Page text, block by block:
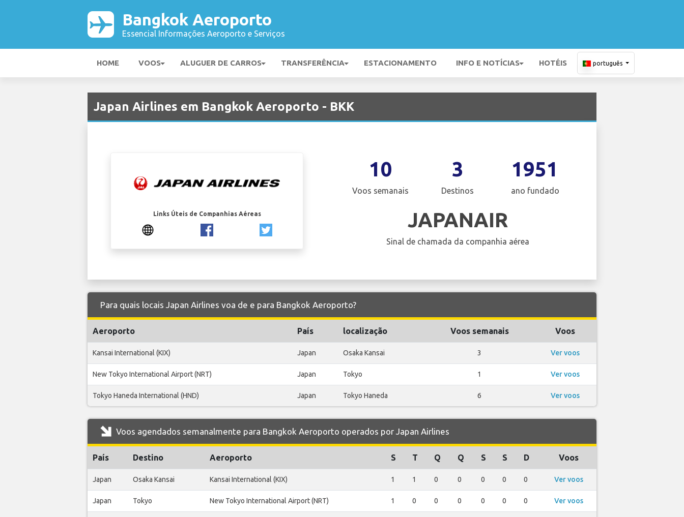
Bangkok Aeroporto
Essencial Informações Aeroporto e Serviços
HOME VOOS ALUGUER DE CARROS TRANSFERÊNCIA ESTACIONAMENTO INFO E NOTÍCIAS HOTÉIS português
Japan Airlines em Bangkok Aeroporto - BKK
Links Úteis de Companhias Aéreas
10
Voos semanais
3
Destinos
1951
ano fundado
JAPANAIR
Sinal de chamada da companhia aérea
Para quais locais Japan Airlines voa de e para Bangkok Aeroporto?
Aeroporto País localização Voos semanais Voos
Kansai International (KIX) Japan Osaka Kansai 3 Ver voos
New Tokyo International Airport (NRT) Japan Tokyo 1 Ver voos
Tokyo Haneda International (HND) Japan Tokyo Haneda 6 Ver voos
Voos agendados semanalmente para Bangkok Aeroporto operados por Japan Airlines
País Destino Aeroporto S T Q Q S S D Voos
Japan Osaka Kansai Kansai International (KIX) 1 1 0 0 0 0 0 Ver voos
Japan Tokyo New Tokyo International Airport (NRT) 1 0 0 0 0 0 0 Ver voos